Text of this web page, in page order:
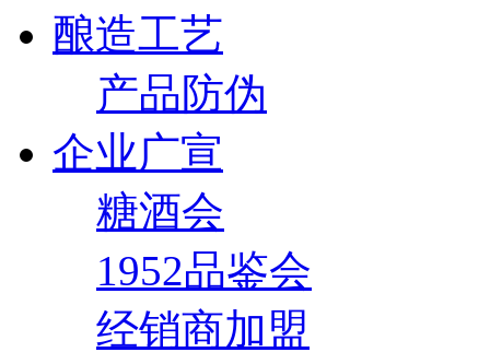
酿造工艺
产品防伪
企业广宣
糖酒会
1952品鉴会
经销商加盟